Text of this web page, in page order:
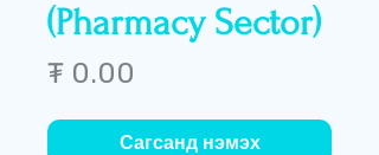
(Pharmacy Sector)
₮ 0.00
Сагсанд нэмэх